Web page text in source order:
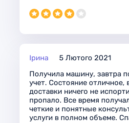
Ірина
5 Лютого 2021
Получила машину, завтра
учет. Состояние отличное,
доставки ничего не
пропало. Все время
четкие и понятные
услуги в полном объеме.